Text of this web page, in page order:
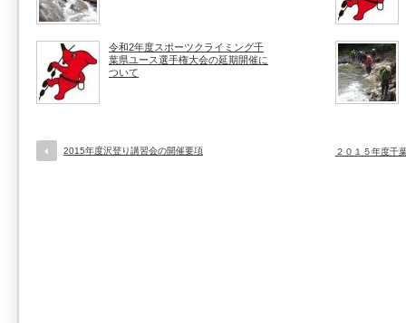
令和2年度スポーツクライミング千
葉県ユース選手権大会の延期開催に
ついて
2015年度沢登り講習会の開催要項 ２０１５年度千